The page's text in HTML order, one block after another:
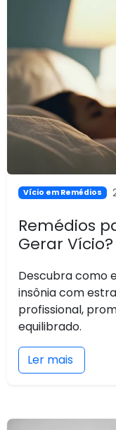
Vício em Remédios
Remédios
Gerar
Descubra como
insônia com
profissional,
equilibrado.
Ler mais